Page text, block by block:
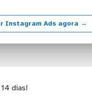
Instagram Ads agora →
dias!